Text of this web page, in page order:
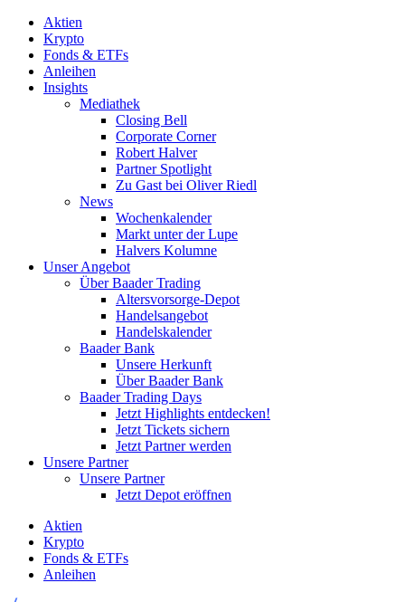
Aktien
Krypto
Fonds & ETFs
Anleihen
Insights
Mediathek
Closing Bell
Corporate Corner
Robert Halver
Partner Spotlight
Zu Gast bei Oliver Riedl
News
Wochenkalender
Markt unter der Lupe
Halvers Kolumne
Unser Angebot
Über Baader Trading
Altersvorsorge-Depot
Handelsangebot
Handelskalender
Baader Bank
Unsere Herkunft
Über Baader Bank
Baader Trading Days
Jetzt Highlights entdecken!
Jetzt Tickets sichern
Jetzt Partner werden
Unsere Partner
Unsere Partner
Jetzt Depot eröffnen
Aktien
Krypto
Fonds & ETFs
Anleihen